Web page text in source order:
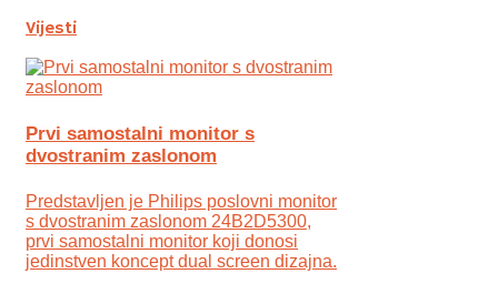
Vijesti
Prvi samostalni monitor s
dvostranim zaslonom
Predstavljen je Philips poslovni monitor
s dvostranim zaslonom 24B2D5300,
prvi samostalni monitor koji donosi
jedinstven koncept dual screen dizajna.